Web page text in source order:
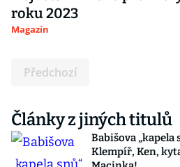
roku 2023
Magazín
Předchozí
Články z jiných titulů
Babišova „kapela
Klempíř, Ken,